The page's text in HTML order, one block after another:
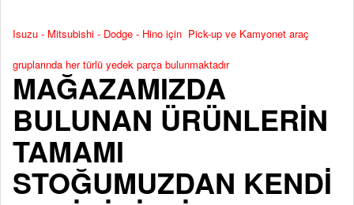
Isuzu - Mitsubishi - Dodge - Hino için Pick-up ve Kamyonet araç
gruplarında her türlü yedek parça bulunmaktadır
MAĞAZAMIZDA
BULUNAN ÜRÜNLERİN
TAMAMI
STOĞUMUZDAN KENDİ